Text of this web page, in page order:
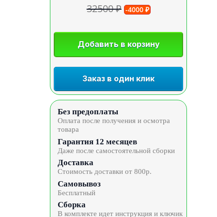
32500 ₽ -4000 ₽
Добавить в корзину
Заказ в один клик
Без предоплаты
Оплата после получения и осмотра
товара
Гарантия 12 месяцев
Даже после самостоятельной сборки
Доставка
Стоимость доставки от 800р.
Самовывоз
Бесплатный
Сборка
В комплекте идет инструкция и ключик